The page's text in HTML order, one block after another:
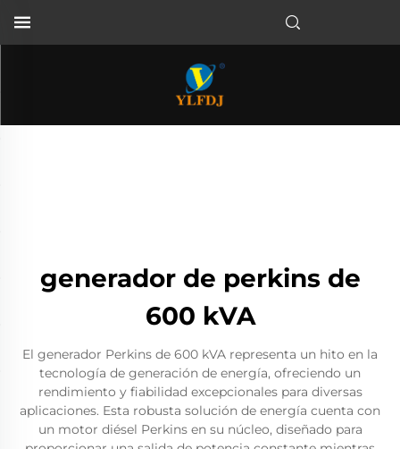
generador de perkins de
600 kVA
El generador Perkins de 600 kVA representa un hito en la
tecnología de generación de energía, ofreciendo un
rendimiento y fiabilidad excepcionales para diversas
aplicaciones. Esta robusta solución de energía cuenta con
un motor diésel Perkins en su núcleo, diseñado para